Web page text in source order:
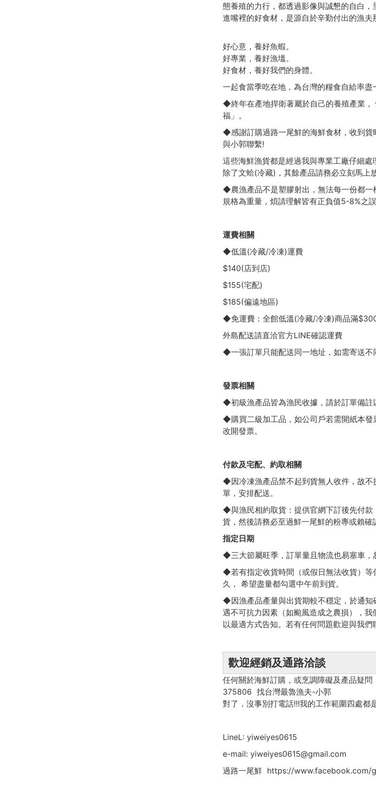
態養殖的力行，都透過影像與誠懇的自白
進嘴裡的好食材，是源自於辛勤付出的漁夫
好心意，養好魚蝦。
好專業，養好漁塭。
好食材，養好我們的身體。
一起食當季吃在地，為台灣的糧食自給率盡
◆終年在產地捍衛著屬於自己的養殖產業
福」。
◆感謝訂購過路一尾鮮的海鮮食材，收到貨
與小郭聯繫!
這些海鮮漁貨都是經過我與專業工廠仔細
除了文蛤(冷藏)，其餘產品請務必立刻馬上
◆農漁產品不是塑膠射出，無法每一份都一
規格為重量，煩請理解皆有正負值5-8%之誤
運費相關
◆低溫(冷藏/冷凍)運費
$140(店到店)
$155(宅配)
$185(偏遠地區)
◆免運費：全館低溫(冷藏/冷凍)商品滿
外島配送請直洽官方LINE確認運費
◆一張訂單只能配送同一地址，如需寄送不
發票相關
◆初級漁產品皆為漁民收據，請於訂單備註
◆購買二級加工品，如公司戶若需開紙本
改開發票。
付款及宅配、約取相關
◆因冷凍漁產品禁不起到貨無人收件，故
單，安排配送。
◆與漁民相約取貨：提供官網下訂後先付款
貨，然後請務必至過鮮一尾鮮的粉專或賴
指定日期
◆三大節屬旺季，訂單量且物流也易塞車，
◆若有指定收貨時間（或假日無法收貨）等
久， 希望盡量都勾選中午前到貨。
◆因漁產品產量與出貨期較不穩定，於通
遇不可抗力因素（如颱風造成之農損），
以最適方式告知。若有任何問題歡迎與我們
歡迎經銷及通路洽談
任何關於海鮮訂購，或烹調障礙及產品疑
375806 找台灣最魯漁夫-小郭
對了， 沒事別打電話!!!我的工作範圍四處都
LineL: yiweiyes0615
e-mail: yiweiyes0615@gmail.com
過路一尾鮮 https://www.facebook.com/